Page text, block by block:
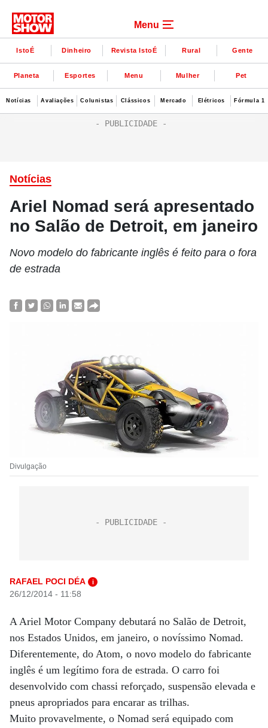
Menu
IstoÉ Dinheiro Revista IstoÉ Rural Gente
Planeta Esportes Menu Mulher Pet
Notícias Avaliações Colunistas Clássicos Mercado Elétricos Fórmula 1
Notícias
Ariel Nomad será apresentado
no Salão de Detroit, em janeiro
Novo modelo do fabricante inglês é feito para o fora
de estrada
Divulgação
RAFAEL POCI DÉA i
26/12/2014 - 11:58
A Ariel Motor Company debutará no Salão de Detroit,
nos Estados Unidos, em janeiro, o novíssimo Nomad.
Diferentemente, do Atom, o novo modelo do fabricante
inglês é um legítimo fora de estrada. O carro foi
desenvolvido com chassi reforçado, suspensão elevada e
pneus apropriados para encarar as trilhas.
Muito provavelmente, o Nomad será equipado com